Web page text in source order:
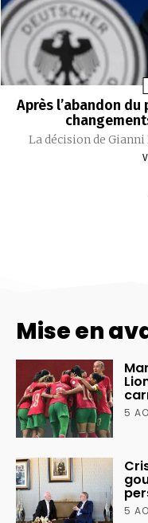
Mise en
5
5